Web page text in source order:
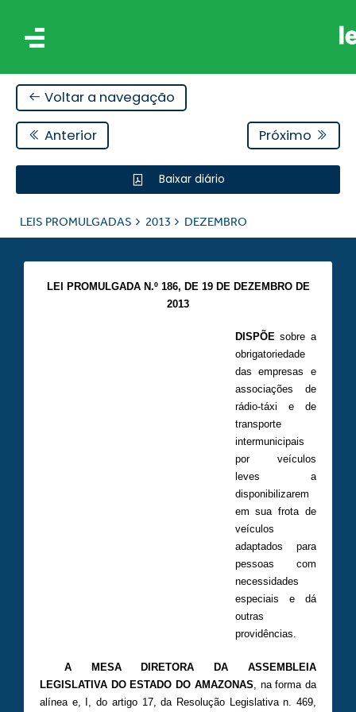
Voltar a navegação
Anterior Próximo
Baixar diário
LEIS PROMULGADAS 2013 DEZEMBRO
LEI PROMULGADA N.º 186, DE 19 DE DEZEMBRO DE
2013
DISPÕEsobre a
obrigatoriedade
das empresas e
associações de
rádio-táxi e de
transporte
intermunicipais
por veículos
leves a
disponibilizarem
em sua frota de
veículos
adaptados para
pessoas com
necessidades
especiais e dá
outras
providências.
A MESA DIRETORA DA ASSEMBLEIA
LEGISLATIVA DO ESTADO DO AMAZONAS , na forma da
alínea e, I, do artigo 17, da Resolução Legislativa n. 469,